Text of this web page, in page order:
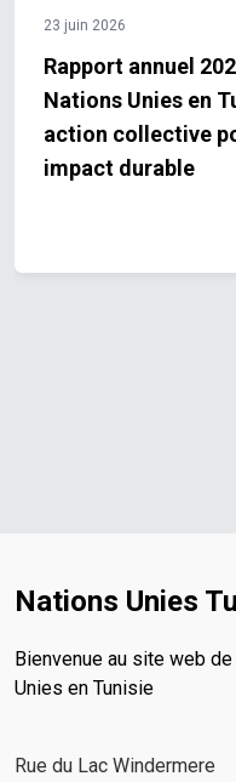
23 juin 2026
Rapport annuel
Nations Unies en
action collective
impact durable
Nations Unies
Bienvenue au site web
Unies en Tunisie
Rue du Lac Windermere